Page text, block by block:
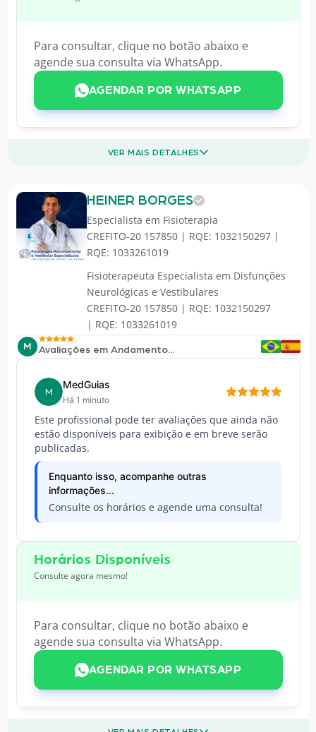
Para consultar, clique no botão abaixo e
agende sua consulta via WhatsApp.
AGENDAR POR WHATSAPP
VER MAIS DETALHES
HEINER BORGES
Especialista em Fisioterapia
CREFITO-20 157850 | RQE: 1032150297 |
RQE: 1033261019
Fisioterapeuta Especialista em Disfunções
Neurológicas e Vestibulares
CREFITO-20 157850 | RQE: 1032150297
| RQE: 1033261019
M Avaliações em Andamento...
M
MedGuias
Há 1 minuto
Este profissional pode ter avaliações que ainda não
estão disponíveis para exibição e em breve serão
publicadas.
Enquanto isso, acompanhe outras
informações...
Consulte os horários e agende uma consulta!
Horários Disponíveis
Consulte agora mesmo!
Para consultar, clique no botão abaixo e
agende sua consulta via WhatsApp.
AGENDAR POR WHATSAPP